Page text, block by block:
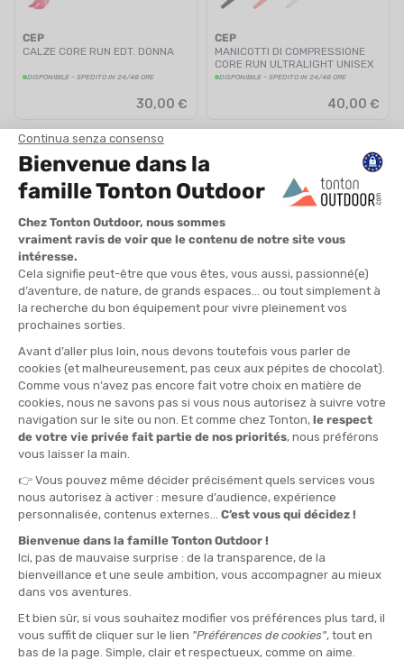
CEP
CALZE CORE RUN EDT. DONNA
DISPONIBILE - SPEDITO IN 24/48 ORE
30,00 €
CEP
MANICOTTI DI COMPRESSIONE
CORE RUN ULTRALIGHT UNISEX
DISPONIBILE - SPEDITO IN 24/48 ORE
40,00 €
CEP
GAMBALI A COMPRESSIONE
CORE RUN DONNA
35,00 €
CEP
VISIERA CORE RUN PIEGHEVOLE
25,00 €
SALDI SALDI